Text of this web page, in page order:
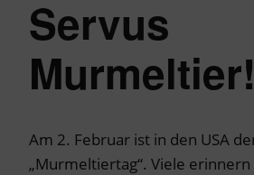
Servus
Murmeltier!
Am 2. Februar ist in den USA
„Murmeltiertag“. Viele erinnern